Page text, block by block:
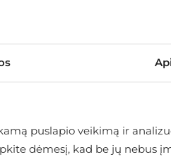
puslapio veikimą ir
dėmesį, kad be jų nebus